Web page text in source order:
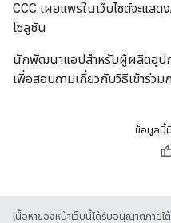
CCC เผยแพร่ในเว็บไซต์จะแส
โซลูชัน
นักพัฒนาแอปสำหรับผู้ผลิตอุป
เพื่อสอบถามเกี่ยวกับวิธีเข้าร่
ข้อมูลนี้มี
เนื้อหาของหน้าเว็บนี้ได้รับอนุญาตภายใต้